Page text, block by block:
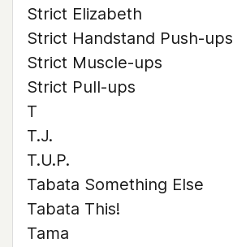
Strict Elizabeth
Strict Handstand Push-ups
Strict Muscle-ups
Strict Pull-ups
T
T.J.
T.U.P.
Tabata Something Else
Tabata This!
Tama